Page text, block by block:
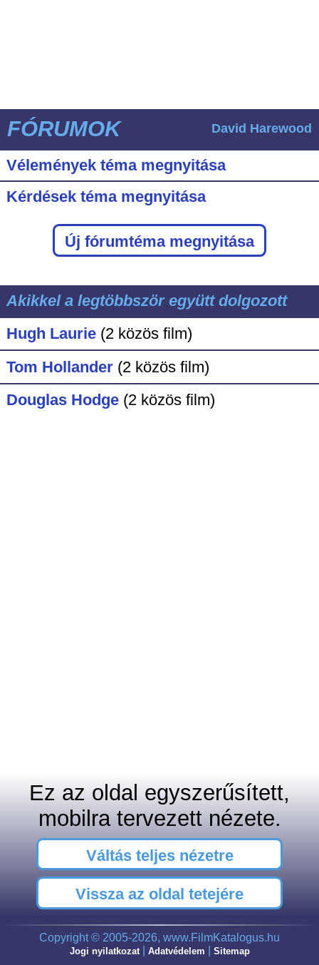
FÓRUMOK David Harewood
Vélemények téma megnyitása
Kérdések téma megnyitása
Új fórumtéma megnyitása
Akikkel a legtöbbször együtt dolgozott
Hugh Laurie (2 közös film)
Tom Hollander (2 közös film)
Douglas Hodge (2 közös film)
Ez az oldal egyszerűsített,
mobilra tervezett nézete.
Váltás teljes nézetre
Vissza az oldal tetejére
Copyright © 2005-2026, www.FilmKatalogus.hu
Jogi nyilatkozat| Adatvédelem Sitemap